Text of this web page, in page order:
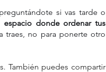
si vas tarde o
espacio donde ordenar tus
traes, no para ponerte otro
También puedes compartir